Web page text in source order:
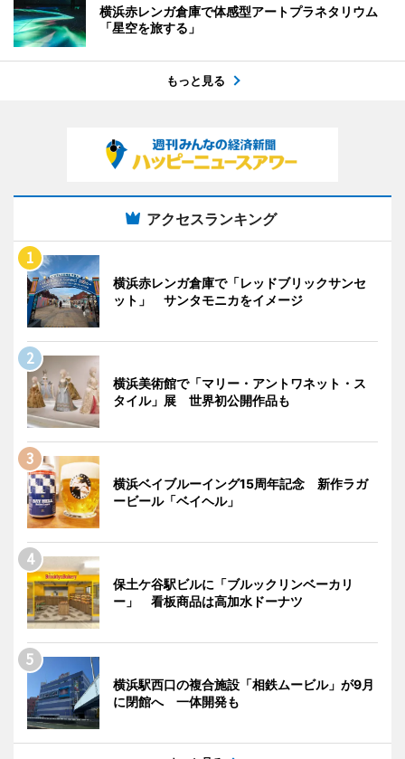
横浜赤レンガ倉庫で体感型アートプラネタリウム
「星空を旅する」
もっと見る
アクセスランキング
横浜赤レンガ倉庫で「レッドブリックサンセ
ット」 サンタモニカをイメージ
横浜美術館で「マリー・アントワネット・ス
タイル」展 世界初公開作品も
横浜ベイブルーイング15周年記念 新作ラガ
ービール「ベイヘル」
保土ケ谷駅ビルに「ブルックリンベーカリ
ー」 看板商品は高加水ドーナツ
横浜駅西口の複合施設「相鉄ムービル」が9月
に閉館へ 一体開発も